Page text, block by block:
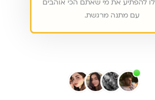
להפתיע את מי שאתם הכי אוהבים
עם מתנה מרגשת.